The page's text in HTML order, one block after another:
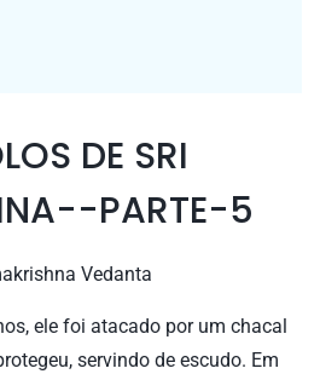
DE SRI
PARTE-5
Vedanta
ele foi atacado por um chacal
servindo de escudo. Em